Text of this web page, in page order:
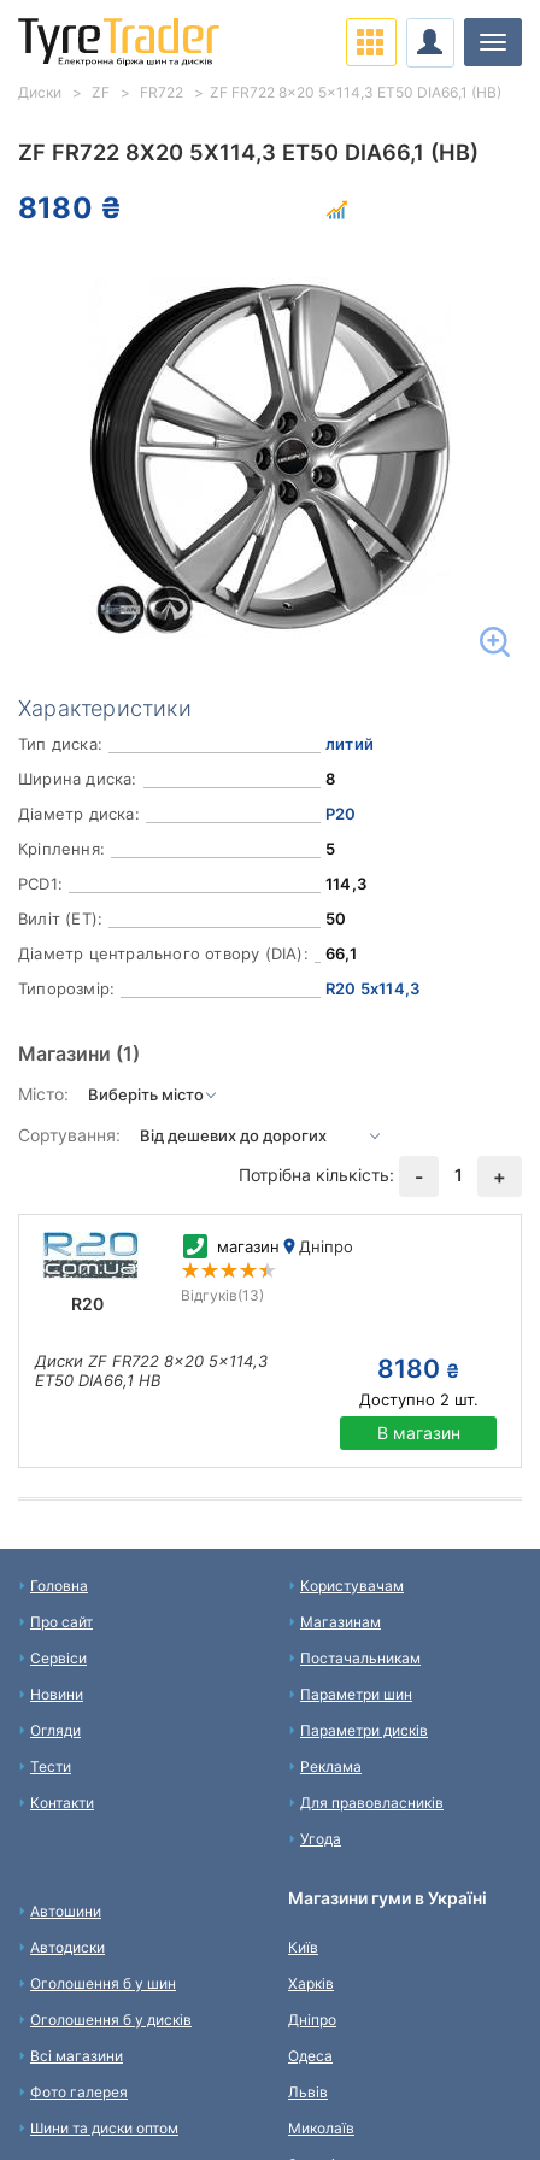
ZF FR722 8X20 5X114,3 ET50 DIA66,1 (HB)
8180 ₴
Характеристики
Тип диска:
литий
Ширина диска:
8
Діаметр диска:
Р20
Кріплення:
5
PCD1:
114,3
Виліт (ET):
50
Діаметр центрального отвору (DIA):
66,1
Типорозмір:
R20 5x114,3
Магазини (1)
Місто:
Сортування:
Потрібна кількість:
- 1 +
R20
магазин Дніпро
Відгуків(13)
Диски ZF FR722 8x20 5x114,3
ET50 DIA66,1 HB
8180 ₴
Доступно 2 шт.
В магазин
Диски ZF FR722 ZF FR722 8x20 5x114,3 ET50 DIA66,1 (HB)
Головна
Про сайт
Сервіси
Новини
Огляди
Тести
Контакти
Користувачам
Магазинам
Постачальникам
Параметри шин
Параметри дисків
Реклама
Для правовласників
Угода
Автошини
Автодиски
Оголошення б у шин
Оголошення б у дисків
Всі магазини
Фото галерея
Шини та диски оптом
Магазини гуми в Україні
Київ
Харків
Дніпро
Одеса
Львів
Миколаїв